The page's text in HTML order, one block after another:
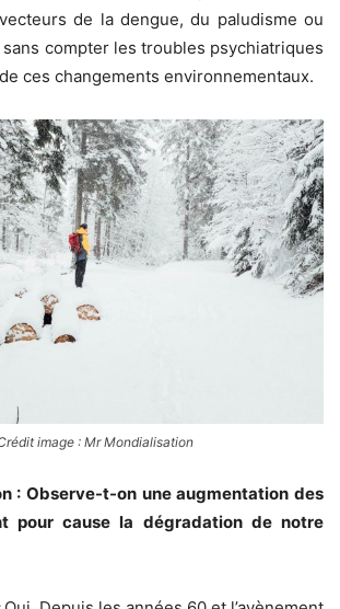
de la dengue, du paludisme ou
compter les troubles psychiatriques
ces changements environnementaux.
image : Mr Mondialisation
: Observe-t-on une augmentation des
pour cause la dégradation de notre